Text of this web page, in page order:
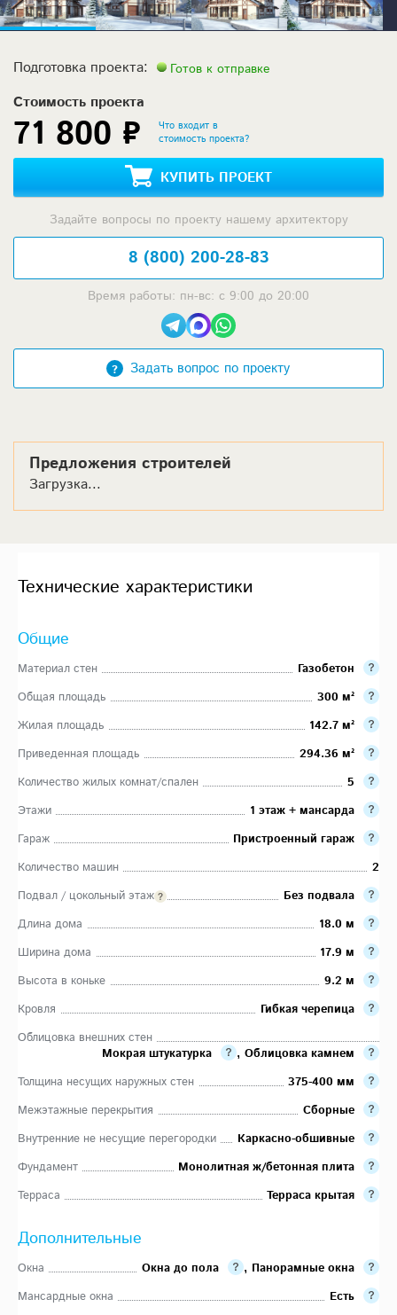
Подготовка проекта: Готов к отправке
Стоимость проекта
71 800 ₽
Что входит в
стоимость проекта?
КУПИТЬ ПРОЕКТ
Задайте вопросы по проекту нашему архитектору
8 (800) 200-28-83
Время работы: пн-вс: с 9:00 до 20:00
Задать вопрос по проекту
Предложения строителей
Загрузка...
Технические характеристики
Общие
Материал стен
Газобетон
Общая площадь
300 м²
Жилая площадь
142.7 м²
Приведенная площадь
294.36 м²
Количество жилых комнат/спален
5
Этажи
1 этаж + мансарда
Гараж
Пристроенный гараж
Количество машин
2
Подвал / цокольный этаж
Без подвала
Длина дома
18.0 м
Ширина дома
17.9 м
Высота в коньке
9.2 м
Кровля
Гибкая черепица
Облицовка внешних стен
Мокрая штукатурка
, Облицовка камнем
Толщина несущих наружных стен
375-400 мм
Межэтажные перекрытия
Сборные
Внутренние не несущие перегородки
Каркасно-обшивные
Фундамент
Монолитная ж/бетонная плита
Терраса
Терраса крытая
Дополнительные
Окна Окна до пола , Панорамные окна
Мансардные окна
Есть